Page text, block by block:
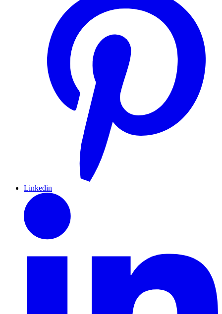
Linkedin